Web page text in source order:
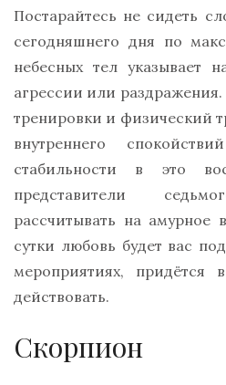
Постарайтесь не сидеть
сегодняшнего дня по
небесных тел указывает
агрессии или
тренировки и физический
внутреннего
стабильности в это
представители
рассчитывать на амурное
сутки любовь будет вас
мероприятиях, придётся
действовать.
Скорпион